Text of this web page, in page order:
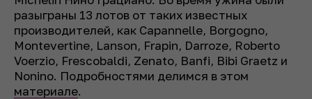
разыграны 13 лотов от таких известных
производителей, как Capannelle, Borgogno,
Montevertine, Lanson, Frapin, Darroze, Roberto
Voerzio, Frescobaldi, Zenato, Banfi, Bibi Graetz и
Nonino. Подробностями делимся в этом
материале.